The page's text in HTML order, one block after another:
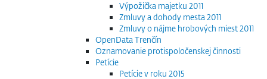
Výpožička majetku 2011
Zmluvy a dohody mesta 2011
Zmluvy o nájme hrobových miest 2011
OpenData Trenčín
Oznamovanie protispoločenskej činnosti
Petície
Petície v roku 2015